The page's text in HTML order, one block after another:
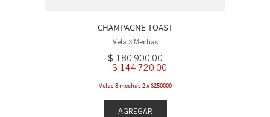
CHAMPAGNE TOAST
Vela 3 Mechas
$ 180.900,00
$ 144.720,00
Velas 3 mechas 2 x $250000
AGREGAR